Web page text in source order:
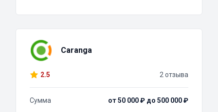
Caranga
2.5 2 отзыва
Сумма
от 50 000 ₽ до 500 000 ₽